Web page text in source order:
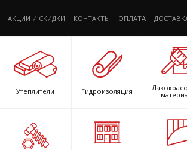
АКЦИИ И СКИДКИ КОНТАКТЫ ОПЛАТА
Утеплители Гидроизоляция